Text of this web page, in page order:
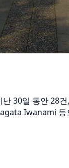
30일 동안 28
Iwanami